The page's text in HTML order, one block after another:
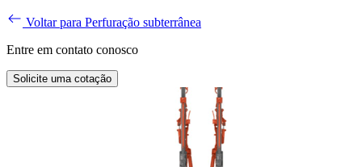
Voltar para Perfuração subterrânea
Entre em contato conosco
Solicite uma cotação